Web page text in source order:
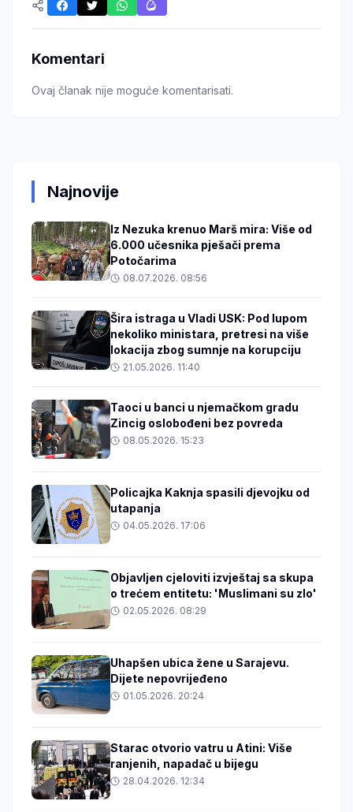
Komentari
Ovaj članak nije moguće komentarisati.
Najnovije
Iz Nezuka krenuo Marš mira: Više od
6.000 učesnika pješači prema
Potočarima
08.07.2026. 08:56
Šira istraga u Vladi USK: Pod lupom
nekoliko ministara, pretresi na više
lokacija zbog sumnje na korupciju
21.05.2026. 11:40
Taoci u banci u njemačkom gradu
Zincig oslobođeni bez povreda
08.05.2026. 15:23
Policajka Kaknja spasili djevojku od
utapanja
04.05.2026. 17:06
Objavljen cjeloviti izvještaj sa skupa
o trećem entitetu: 'Muslimani su zlo'
02.05.2026. 08:29
Uhapšen ubica žene u Sarajevu.
Dijete nepovrijeđeno
01.05.2026. 20:24
Starac otvorio vatru u Atini: Više
ranjenih, napadač u bijegu
28.04.2026. 12:34